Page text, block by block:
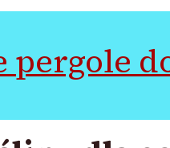
pergole